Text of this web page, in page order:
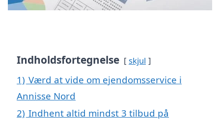
Indholdsfortegnelse skjul
1) Værd at vide om ejendomsservice i
Annisse Nord
2) Indhent altid mindst 3 tilbud på